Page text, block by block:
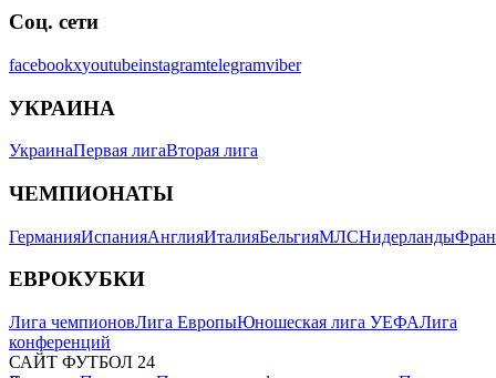
Соц. сети
facebookxyoutubeinstagramtelegramviber
УКРАИНА
УкраинаПервая лигаВторая лига
ЧЕМПИОНАТЫ
ГерманияИспанияАнглияИталияБельгияМЛСНидерланды
ЕВРОКУБКИ
Лига чемпионовЛига ЕвропыЮношеская лига УЕФАЛига
конференций
САЙТ ФУТБОЛ 24